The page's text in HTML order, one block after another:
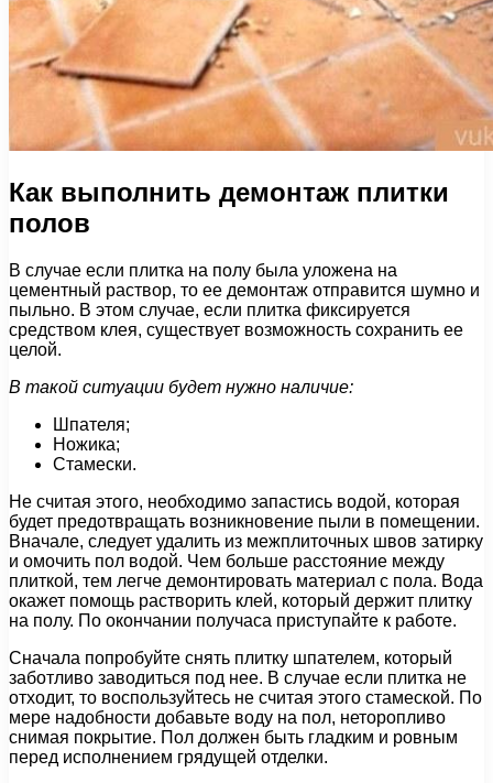
Как выполнить демонтаж плитки
полов
В случае если плитка на полу была уложена на
цементный раствор, то ее демонтаж отправится шумно и
пыльно. В этом случае, если плитка фиксируется
средством клея, существует возможность сохранить ее
целой.
В такой ситуации будет нужно наличие:
Шпателя;
Ножика;
Стамески.
Не считая этого, необходимо запастись водой, которая
будет предотвращать возникновение пыли в помещении.
Вначале, следует удалить из межплиточных швов затирку
и омочить пол водой. Чем больше расстояние между
плиткой, тем легче демонтировать материал с пола. Вода
окажет помощь растворить клей, который держит плитку
на полу. По окончании получаса приступайте к работе.
Сначала попробуйте снять плитку шпателем, который
заботливо заводиться под нее. В случае если плитка не
отходит, то воспользуйтесь не считая этого стамеской. По
мере надобности добавьте воду на пол, неторопливо
снимая покрытие. Пол должен быть гладким и ровным
перед исполнением грядущей отделки.